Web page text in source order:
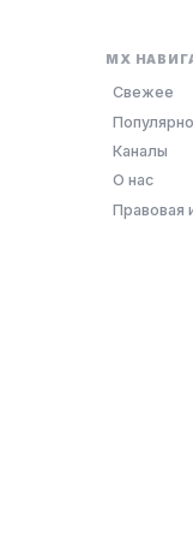
MX
Свежее
Каналы
О нас
Правовая